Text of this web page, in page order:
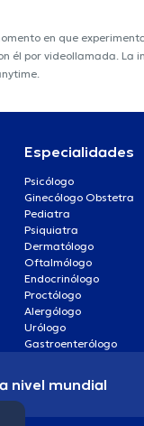
en que
por videollamada.
Especialidades
Psicólogo
Ginecólogo Obstetra
Pediatra
Psiquiatra
Dermatólogo
Oftalmólogo
Endocrinólogo
Proctólogo
Alergólogo
Urólogo
Gastroenterólogo
nivel mundial